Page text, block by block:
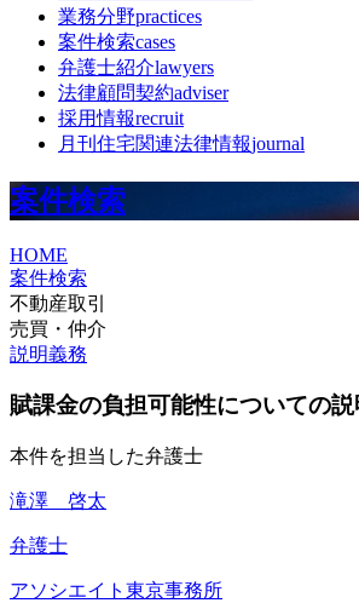
業務分野practices
案件検索cases
弁護士紹介lawyers
法律顧問契約adviser
採用情報recruit
月刊住宅関連法律情報journal
案件検索
HOME
案件検索
不動産取引
売買・仲介
説明義務
賦課金の負担可能性についての
本件を担当した弁護士
滝澤 啓太
弁護士
アソシエイト 東京事務所